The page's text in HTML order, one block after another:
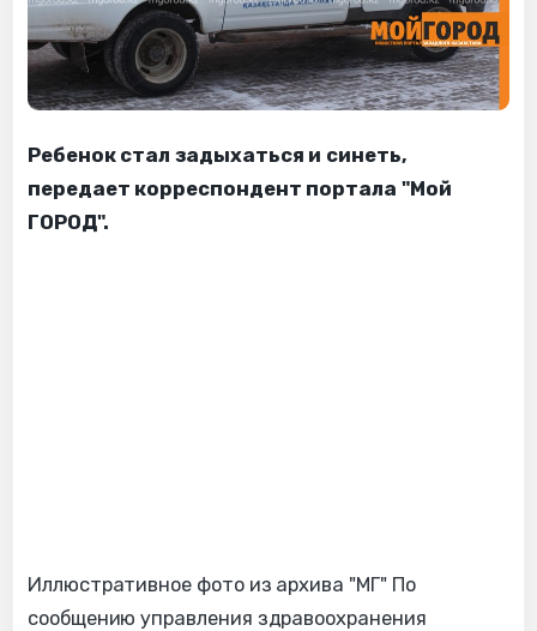
Ребенок стал задыхаться и синеть,
передает корреспондент портала "Мой
ГОРОД".
Иллюстративное фото из архива "МГ" По
сообщению управления здравоохранения